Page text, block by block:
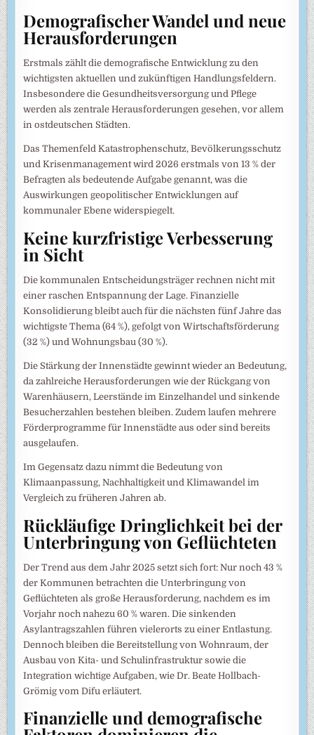
Demografischer Wandel und neue
Herausforderungen
Erstmals zählt die demografische Entwicklung zu den
wichtigsten aktuellen und zukünftigen Handlungsfeldern.
Insbesondere die Gesundheitsversorgung und Pflege
werden als zentrale Herausforderungen gesehen, vor allem
in ostdeutschen Städten.
Das Themenfeld Katastrophenschutz, Bevölkerungsschutz
und Krisenmanagement wird 2026 erstmals von 13 % der
Befragten als bedeutende Aufgabe genannt, was die
Auswirkungen geopolitischer Entwicklungen auf
kommunaler Ebene widerspiegelt.
Keine kurzfristige Verbesserung
in Sicht
Die kommunalen Entscheidungsträger rechnen nicht mit
einer raschen Entspannung der Lage. Finanzielle
Konsolidierung bleibt auch für die nächsten fünf Jahre das
wichtigste Thema (64 %), gefolgt von Wirtschaftsförderung
(32 %) und Wohnungsbau (30 %).
Die Stärkung der Innenstädte gewinnt wieder an Bedeutung,
da zahlreiche Herausforderungen wie der Rückgang von
Warenhäusern, Leerstände im Einzelhandel und sinkende
Besucherzahlen bestehen bleiben. Zudem laufen mehrere
Förderprogramme für Innenstädte aus oder sind bereits
ausgelaufen.
Im Gegensatz dazu nimmt die Bedeutung von
Klimaanpassung, Nachhaltigkeit und Klimawandel im
Vergleich zu früheren Jahren ab.
Rückläufige Dringlichkeit bei der
Unterbringung von Geflüchteten
Der Trend aus dem Jahr 2025 setzt sich fort: Nur noch 43 %
der Kommunen betrachten die Unterbringung von
Geflüchteten als große Herausforderung, nachdem es im
Vorjahr noch nahezu 60 % waren. Die sinkenden
Asylantragszahlen führen vielerorts zu einer Entlastung.
Dennoch bleiben die Bereitstellung von Wohnraum, der
Ausbau von Kita- und Schulinfrastruktur sowie die
Integration wichtige Aufgaben, wie Dr. Beate Hollbach-
Grömig vom Difu erläutert.
Finanzielle und demografische